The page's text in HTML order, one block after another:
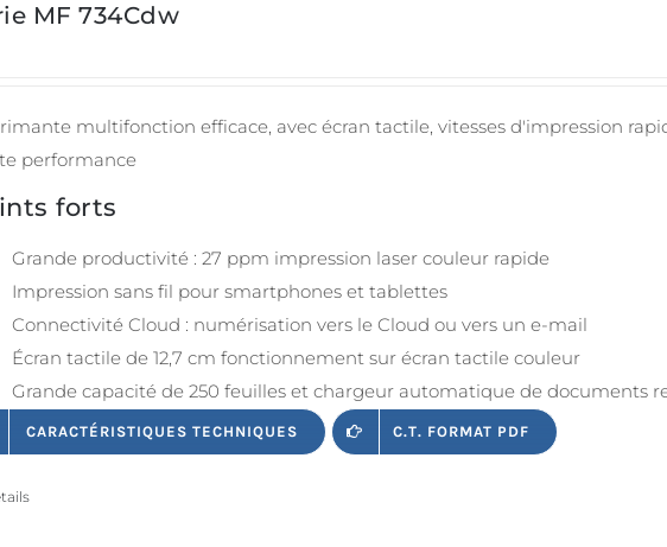
MF 734Cdw
multifonction efficace, avec écran tactile, vitesses d'impression
performance
forts
Grande productivité : 27 ppm impression laser couleur rapide
Impression sans fil pour smartphones et tablettes
Connectivité Cloud : numérisation vers le Cloud ou vers un e-mail
Écran tactile de 12,7 cm fonctionnement sur écran tactile couleur
Grande capacité de 250 feuilles et chargeur automatique de documents
CARACTÉRISTIQUES TECHNIQUES C.T. FORMAT PDF